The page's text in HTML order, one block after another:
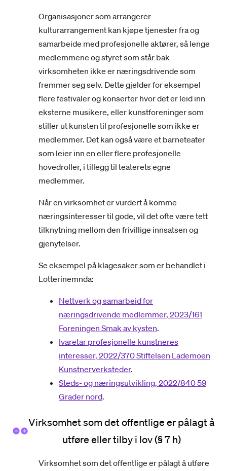
Organisasjoner som arrangerer
kulturarrangement kan kjøpe tjenester fra og
samarbeide med profesjonelle aktører, så lenge
medlemmene og styret som står bak
virksomheten ikke er næringsdrivende som
fremmer seg selv. Dette gjelder for eksempel
flere festivaler og konserter hvor det er leid inn
eksterne musikere, eller kunstforeninger som
stiller ut kunsten til profesjonelle som ikke er
medlemmer. Det kan også være et barneteater
som leier inn en eller flere profesjonelle
hovedroller, i tillegg til teaterets egne
medlemmer.
Når en virksomhet er vurdert å komme
næringsinteresser til gode, vil det ofte være tett
tilknytning mellom den frivillige innsatsen og
gjenytelser.
Se eksempel på klagesaker som er behandlet i
Lotterinemnda:
Nettverk og samarbeid for
næringsdrivende medlemmer, 2023/161
Foreningen Smak av kysten.
Ivaretar profesjonelle kunstneres
interesser, 2022/370 Stiftelsen Lademoen
Kunstnerverksteder.
Steds- og næringsutvikling, 2022/840 59
Grader nord.
Virksomhet som det offentlige er pålagt å
utføre eller tilby i lov (§ 7 h)
Virksomhet som det offentlige er pålagt å utføre